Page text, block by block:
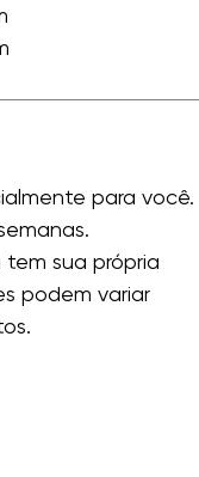
para você.
sua própria
podem variar